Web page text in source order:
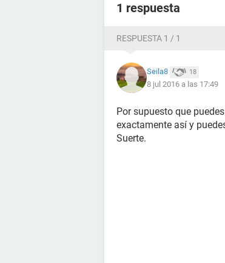
1 respuesta
RESPUESTA 1 / 1
Seila8 18
8 jul 2016 a las 17:49
Por supuesto que
exactamente así y
Suerte.